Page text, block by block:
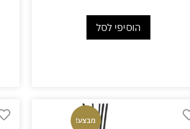
הוסיפי לסל
מבצע!